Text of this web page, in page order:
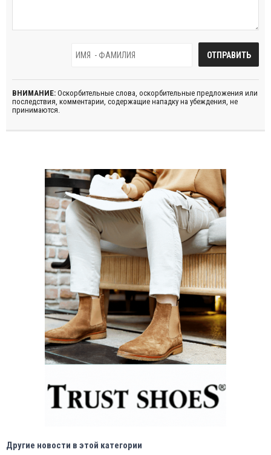
ВНИМАНИЕ: Оскорбительные слова, оскорбительные предложения или
последствия, комментарии, содержащие нападку на убеждения, не
принимаются.
Другие новости в этой категории